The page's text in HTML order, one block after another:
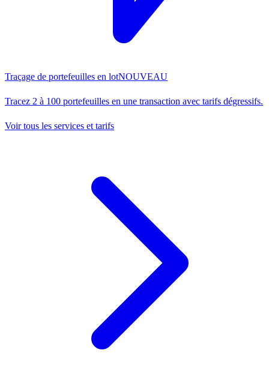
Traçage de portefeuilles en lotNOUVEAU
Tracez 2 à 100 portefeuilles en une transaction avec tarifs dégressifs.
Voir tous les services et tarifs